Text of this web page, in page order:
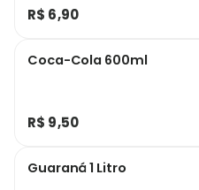
R$ 6,90
Coca-Cola 600ml
R$ 9,50
Guaraná 1 Litro